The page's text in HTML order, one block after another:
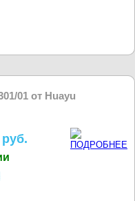
01 от Huayu